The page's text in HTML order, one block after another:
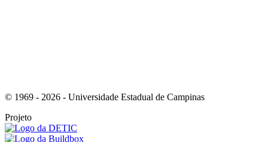
© 1969 - 2026 - Universidade Estadual de Campinas
Projeto